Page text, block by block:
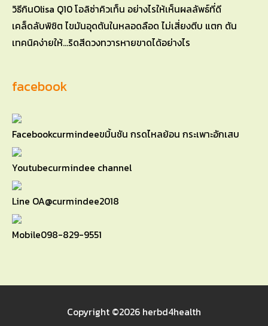
วิธีกินOlisa Q10 โอลิซ่าคิวเท็น อย่างไรให้เห็นผลลัพธ์ที่ดี
เคล็ดลับพิชิต ไขมันอุดตันในหลอดลือด ไม่เสี่ยงตีบ แตก ตัน
เทคนิคง่ายให้…ริดสีดวงทวารหายขาดได้อย่างไร
facebook
Facebookcurmindeeขมิ้นชัน กรดไหลย้อน กระเพาะอักเสบ
Youtubecurmindee channel
Line OA@curmindee2018
Mobile098-829-9551
Copyright ©2026 herbd4health